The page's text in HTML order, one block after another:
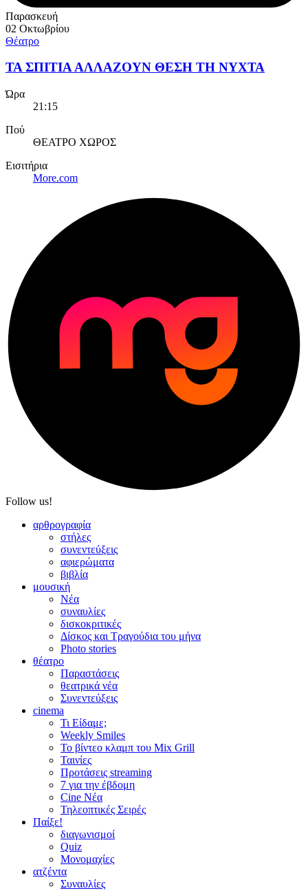
Παρασκευή
02 Οκτωβρίου
Θέατρο
ΤΑ ΣΠΙΤΙΑ ΑΛΛΑΖΟΥΝ ΘΕΣΗ ΤΗ ΝΥΧΤΑ
Ώρα
21:15
Πού
ΘΕΑΤΡΟ ΧΩΡΟΣ
Εισιτήρια
More.com
Follow us!
αρθρογραφία
στήλες
συνεντεύξεις
αφιερώματα
βιβλία
μουσική
Νέα
συναυλίες
δισκοκριτικές
Δίσκος και Τραγούδια του μήνα
Photo stories
θέατρο
Παραστάσεις
θεατρικά νέα
Συνεντεύξεις
cinema
Τι Είδαμε;
Weekly Smiles
Το βίντεο κλαμπ του Mix Grill
Ταινίες
Προτάσεις streaming
7 για την έβδομη
Cine Νέα
Τηλεοπτικές Σειρές
Παίξε!
διαγωνισμοί
Quiz
Μονομαχίες
ατζέντα
Συναυλίες